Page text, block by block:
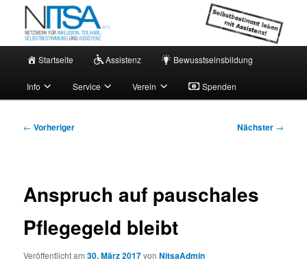
primären
springenNITSA e.V. – Aktuell
Netzwerk für persönliche Assistenz
HauptmenüStartseite Assistenz Bewusstseinsbildung
Info Service Verein Spenden
Beitragsnavigation
← Vorheriger Nächster →
Anspruch auf pauschales
Pflegegeld bleibt
Veröffentlicht am30. März 2017vonNitsaAdmin